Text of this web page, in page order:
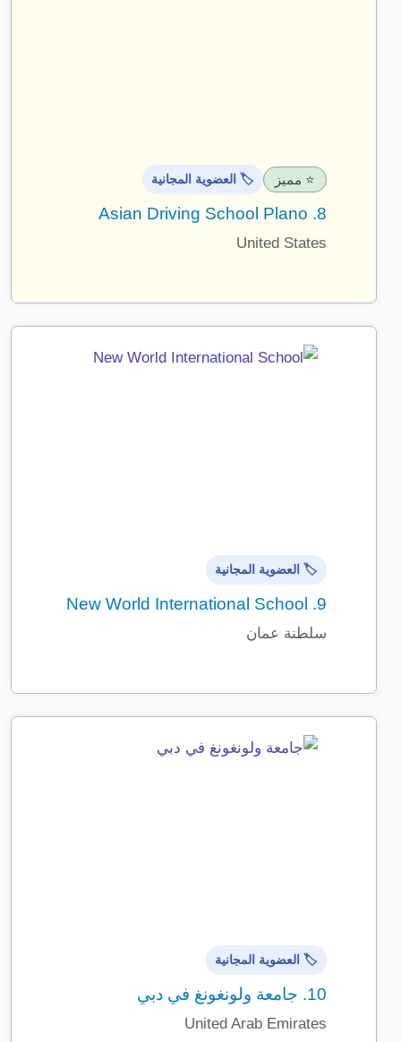
⭐ مميز 🏷️ العضوية المجانية
8.
Asian Driving School Plano
United States
🏷️ العضوية المجانية
9.
New World International School
سلطنة عمان
🏷️ العضوية المجانية
10. جامعة ولونغونغ في دبي
United Arab Emirates